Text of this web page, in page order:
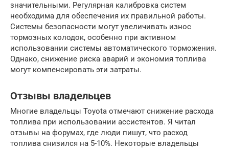
значительными. Регулярная калибровка систем
необходима для обеспечения их правильной работы.
Системы безопасности могут увеличивать износ
тормозных колодок, особенно при активном
использовании системы автоматического торможения.
Однако, снижение риска аварий и экономия топлива
могут компенсировать эти затраты.
Отзывы владельцев
Многие владельцы Toyota отмечают снижение расхода
топлива при использовании ассистентов. Я читал
отзывы на форумах, где люди пишут, что расход
топлива снизился на 5-10%. Некоторые владельцы